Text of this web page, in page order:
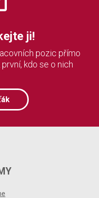
ji!
pozic přímo
kdo se o nich